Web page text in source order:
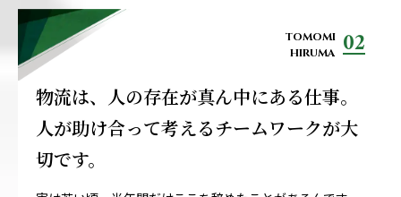
TOMOMI
HIRUMA 02
物流は、人の存在が真ん中にある仕事。
人が助け合って考えるチームワークが大
切です。